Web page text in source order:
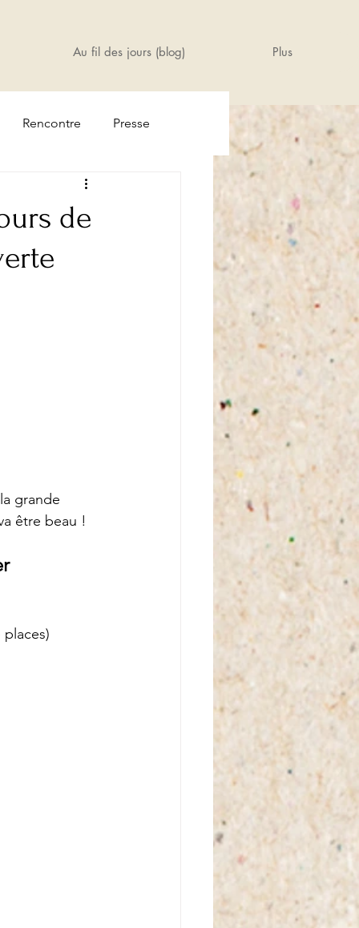
Au fil des jours (blog) Plus
Rencontre Presse
de
grande
être beau !